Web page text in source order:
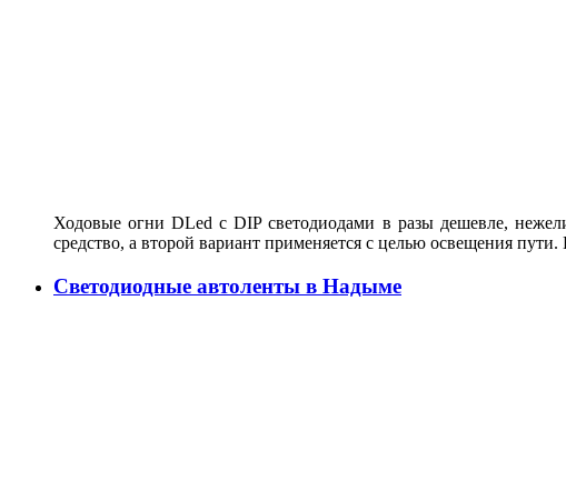
Ходовые огни DLed c DIP светодиодами в разы дешевле,
средство, а второй вариант применяется с целью освещения
Светодиодные автоленты в Надыме